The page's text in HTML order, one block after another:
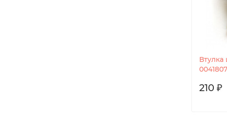
210 ₽